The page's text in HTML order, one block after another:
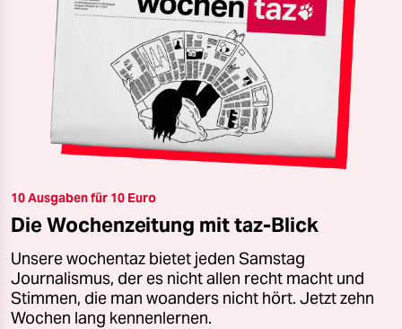
10 Ausgaben für 10 Euro
Die Wochenzeitung mit taz-Blick
Unsere wochentaz bietet jeden Samstag
Journalismus, der es nicht allen recht macht und
Stimmen, die man woanders nicht hört. Jetzt zehn
Wochen lang kennenlernen.